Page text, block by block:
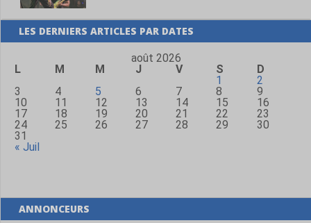
LES DERNIERS ARTICLES PAR DATES
août 2026
L
M M J V S
D
1
2
3
4 5 6 7 8
9
10
11 12 13 14 15
16
17
18 19 20 21 22
23
24
25 26 27 28 29
30
31
« Juil
ANNONCEURS